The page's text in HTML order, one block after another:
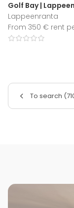
Golf Bay |
Lappeenranta
From 350 € rent
To search